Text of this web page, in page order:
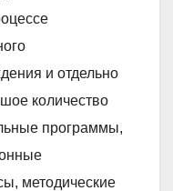
и отдельно
количество
программы,
методические